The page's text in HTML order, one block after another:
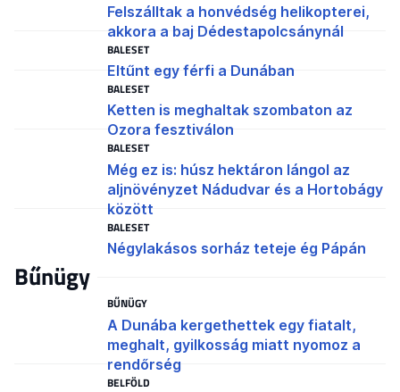
Felszálltak a honvédség helikopterei,
akkora a baj Dédestapolcsánynál
BALESET
Eltűnt egy férfi a Dunában
BALESET
Ketten is meghaltak szombaton az
Ozora fesztiválon
BALESET
Még ez is: húsz hektáron lángol az
aljnövényzet Nádudvar és a Hortobágy
között
BALESET
Négylakásos sorház teteje ég Pápán
Bűnügy
BŰNÜGY
A Dunába kergethettek egy fiatalt,
meghalt, gyilkosság miatt nyomoz a
rendőrség
BELFÖLD